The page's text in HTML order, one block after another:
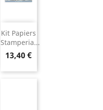
Kit Papiers
Stamperia...
13,40 €